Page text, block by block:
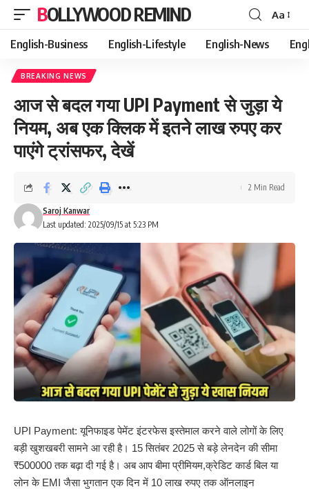
BOLLYWOOD REMIND
Font
Resizer
Aa
English-Business English-Lifestyle English-News
BREAKING NEWS
आज से बदल गया UPI Payment से जुड़ा ये
नियम, अब एक क्लिक में इतने लाख रुपए कर
पाएंगे ट्रांसफर, देखें
Last updated: 2025/09/15 at 5:23 PM
Saroj Kanwar
2 Min Read
UPI Payment: यूनिफाइड पेमेंट इंटरफेस इस्तेमाल करने वाले लोगों के लिए
बड़ी खुशखबरी सामने आ रही है। 15 सितंबर 2025 से बड़े लेनदेन की सीमा
₹500000 तक बढ़ा दी गई है। अब आप बीमा प्रीमियम,क्रेडिट कार्ड बिल या
लोन के EMI जैसा भुगतान एक दिन में 10 लाख रुपए तक ऑनलाइन